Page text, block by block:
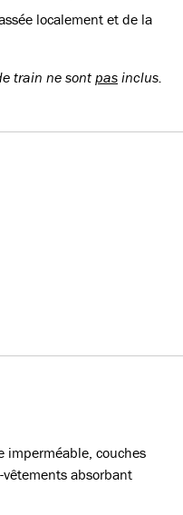
localement et de la
train ne sont pas inclus.
imperméable, couches
absorbant